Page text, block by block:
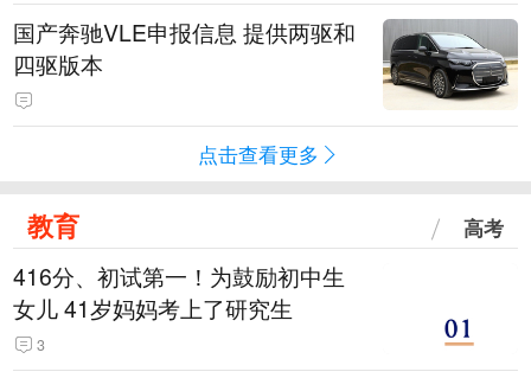
国产奔驰VLE申报信息 提供两驱和
四驱版本
点击查看更多
教育 高考
416分、初试第一！为鼓励初中生
女儿 41岁妈妈考上了研究生
3